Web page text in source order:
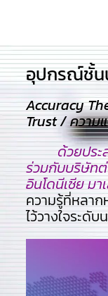
อุปกรณ์ชั้น
Accuracy
Trust / ความ
ด้วยปร
ร่วมกับบริษัทต่
อินโดนีเซีย มา
ความรู้ที่หลา
ไว้วางใจระดับ